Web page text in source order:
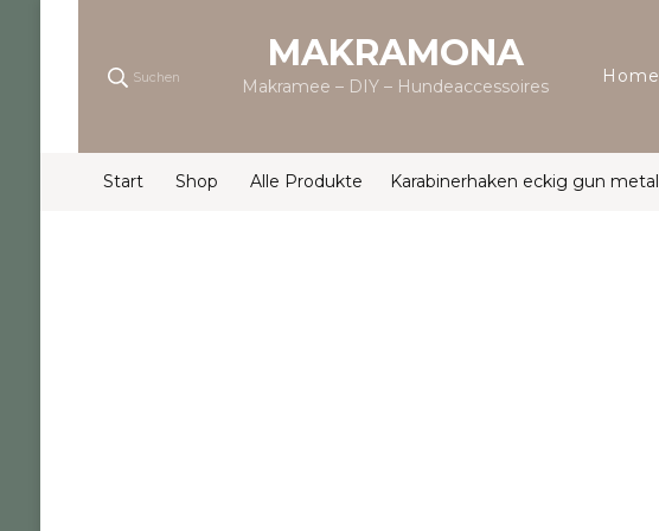
Suchen
MAKRAMONA
Makramee – DIY – Hundeaccessoires Home
Start Shop Alle Produkte Karabinerhaken eckig gun metal